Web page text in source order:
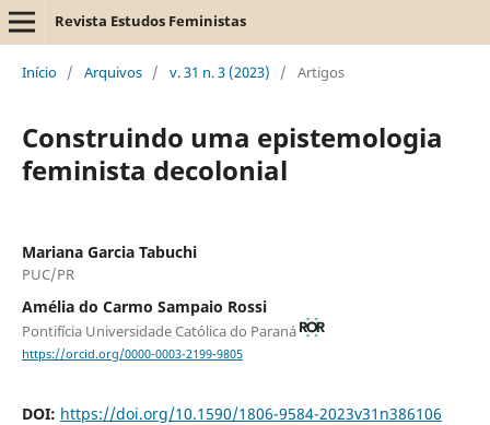
Revista Estudos Feministas
Início / Arquivos / v. 31 n. 3 (2023) / Artigos
Construindo uma epistemologia
feminista decolonial
Mariana Garcia Tabuchi
PUC/PR
Amélia do Carmo Sampaio Rossi
Pontifícia Universidade Católica do Paraná
https://orcid.org/0000-0003-2199-9805
DOI: https://doi.org/10.1590/1806-9584-2023v31n386106